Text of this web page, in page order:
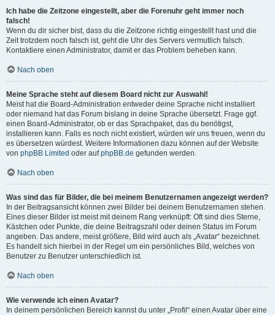
Ich habe die Zeitzone eingestellt, aber die Forenuhr geht immer noch
falsch!
Wenn du dir sicher bist, dass du die Zeitzone richtig eingestellt hast und die
Zeit trotzdem noch falsch ist, geht die Uhr des Servers vermutlich falsch.
Kontaktiere einen Administrator, damit er das Problem beheben kann.
Nach oben
Meine Sprache steht auf diesem Board nicht zur Auswahl!
Meist hat die Board-Administration entweder deine Sprache nicht installiert
oder niemand hat das Forum bislang in deine Sprache übersetzt. Frage ggf.
einen Board-Administrator, ob er das Sprachpaket, das du benötigst,
installieren kann. Falls es noch nicht existiert, würden wir uns freuen, wenn du
es übersetzen würdest. Weitere Informationen dazu können auf der Website
von phpBB Limited oder aufphpBB.de gefunden werden.
Nach oben
Was sind das für Bilder, die bei meinem Benutzernamen angezeigt werden?
In der Beitragsansicht können zwei Bilder bei deinem Benutzernamen stehen.
Eines dieser Bilder ist meist mit deinem Rang verknüpft: Oft sind dies Sterne,
Kästchen oder Punkte, die deine Beitragszahl oder deinen Status im Forum
angeben. Das andere, meist größere, Bild wird auch als „Avatar“ bezeichnet.
Es handelt sich hierbei in der Regel um ein persönliches Bild, welches von
Benutzer zu Benutzer unterschiedlich ist.
Nach oben
Wie verwende ich einen Avatar?
In deinem persönlichen Bereich kannst du unter „Profil“ einen Avatar über eine